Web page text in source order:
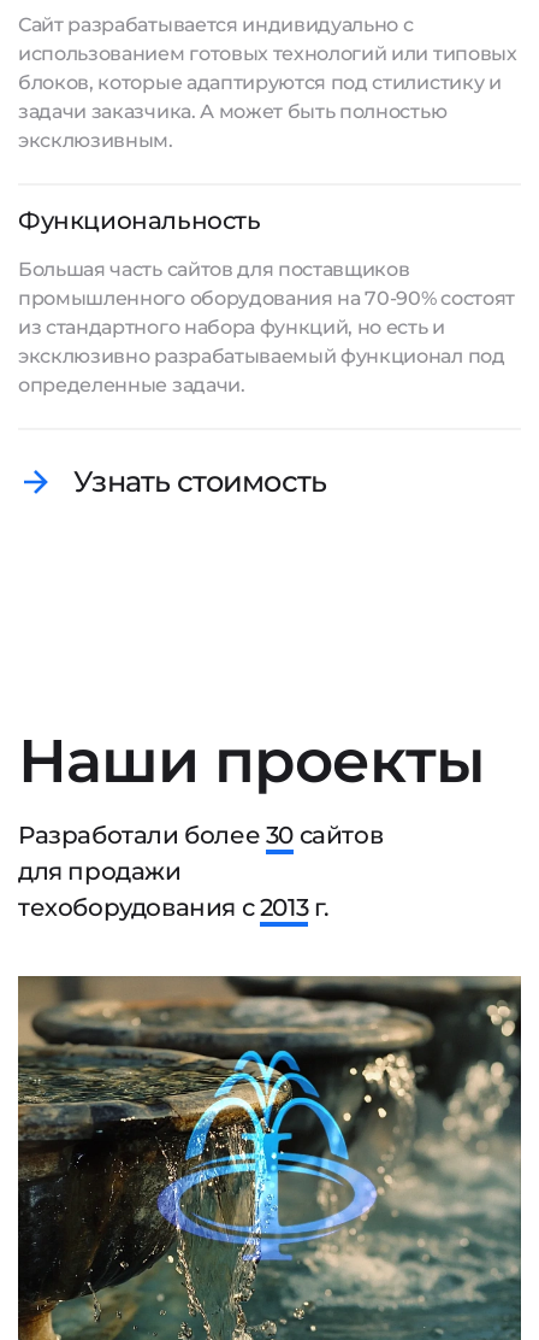
Сайт разрабатывается индивидуально с
использованием готовых технологий или типовых
блоков, которые адаптируются под стилистику и
задачи заказчика. А может быть полностью
эксклюзивным.
Функциональность
Большая часть сайтов для поставщиков
промышленного оборудования на 70-90% состоят
из стандартного набора функций, но есть и
эксклюзивно разрабатываемый функционал под
определенные задачи.
Узнать стоимость
Наши проекты
Разработали более 30 сайтов
для продажи
техоборудования с2013г.